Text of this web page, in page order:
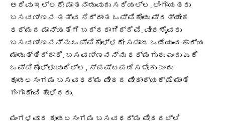
ಅರಿವು ಇಲ್ಲದೇ ಮಾತನಾಡುವುದು ಸರಿಯಲ್ಲ. ಲಿಂಗಾಯತರು
ಬಸವಣ್ಣನ ತತ್ವ ಸಿದ್ದಾಂತ ಒಪ್ಪಿಕೊಂಡು ಪ್ರತ್ಯೇಕ
ಧರ್ಮದ ಮಾನ್ಯತೆಗೆ ಬದ್ದರಾಗಿದ್ದೆವೆ. ವೀರಶೈವರು
ಬಸವಣ್ಣನನ್ನು ಒಪ್ಪಿಕೊಳ್ಳದೇ ಸಮಾಜ ಒಡೆಯುವ ಕಾರ್ಯ
ಮಾಡುತ್ತಿದ್ದಾರೆ. ಬಸವಣ್ಣನನ್ನು ಧರ್ಮಗುರು ಎಂದು ಏಕೆ
ಒಪ್ಪಿಕೊಳ್ಳುವುದಿಲ್ಲ, ಸ್ಪಷ್ಟಪಡಿಸಬೇಕು ಎಂದು
ಕೂಡಲಸಂಗಮ ಬಸವಧರ್ಮ ಪೀಠದ ಪೀಠಾಧ್ಯಕ್ಷೆ ಮಾತೆ
ಗಂಗಾದೇವಿ ಹೇಳಿದರು.
ಮಂಗಳವಾರ ಕೂಡಲಸಂಗಮ ಬಸವಧರ್ಮ ಪೀಠದಲ್ಲಿ